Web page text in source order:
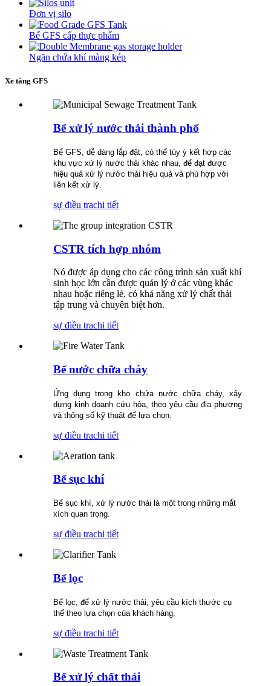
Đơn vị silo
Bể GFS cấp thực phẩm
Ngăn chứa khí màng kép
Xe tăng GFS
Bể xử lý nước thải thành phố
Bể GFS, dễ dàng lắp đặt, có thể tùy ý kết hợp các
khu vực xử lý nước thải khác nhau, để đạt được
hiệu quả xử lý nước thải hiệu quả và phù hợp với
liên kết xử lý.
sự điều trachi tiết
CSTR tích hợp nhóm
Nó được áp dụng cho các công trình sản xuất khí
sinh học lớn cần được quản lý ở các vùng khác
nhau hoặc riêng lẻ, có khả năng xử lý chất thải
tập trung và chuyên biệt hơn.
sự điều trachi tiết
Bể nước chữa cháy
Ứng dụng trong kho chứa nước chữa cháy, xây
dựng kinh doanh cứu hỏa, theo yêu cầu địa phương
và thông số kỹ thuật để lựa chọn.
sự điều trachi tiết
Bể sục khí
Bể sục khí, xử lý nước thải là một trong những mắt
xích quan trọng.
sự điều trachi tiết
Bể lọc
Bể lọc, để xử lý nước thải, yêu cầu kích thước cụ
thể theo lựa chọn của khách hàng.
sự điều trachi tiết
Bể xử lý chất thải